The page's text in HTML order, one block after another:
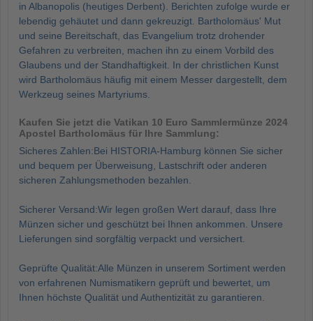
in Albanopolis (heutiges Derbent). Berichten zufolge wurde er
lebendig gehäutet und dann gekreuzigt. Bartholomäus' Mut
und seine Bereitschaft, das Evangelium trotz drohender
Gefahren zu verbreiten, machen ihn zu einem Vorbild des
Glaubens und der Standhaftigkeit. In der christlichen Kunst
wird Bartholomäus häufig mit einem Messer dargestellt, dem
Werkzeug seines Martyriums.
Kaufen Sie jetzt die Vatikan 10 Euro Sammlermünze 2024
Apostel Bartholomäus für Ihre Sammlung:
Sicheres Zahlen:Bei HISTORIA-Hamburg können Sie sicher
und bequem per Überweisung, Lastschrift oder anderen
sicheren Zahlungsmethoden bezahlen.
Sicherer Versand:Wir legen großen Wert darauf, dass Ihre
Münzen sicher und geschützt bei Ihnen ankommen. Unsere
Lieferungen sind sorgfältig verpackt und versichert.
Geprüfte Qualität:Alle Münzen in unserem Sortiment werden
von erfahrenen Numismatikern geprüft und bewertet, um
Ihnen höchste Qualität und Authentizität zu garantieren.